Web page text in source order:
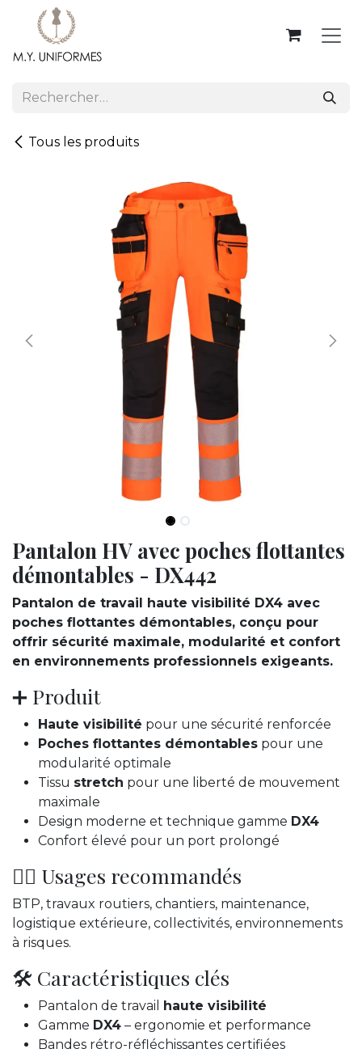
Se rendre au contenu
Tous les produits
Pantalon HV avec poches flottantes
démontables - DX442
Pantalon de travail haute visibilité DX4 avec
poches flottantes démontables, conçu pour
offrir sécurité maximale, modularité et confort
en environnements professionnels exigeants.
➕ Produit
Haute visibilité pour une sécurité renforcée
Poches flottantes démontables pour une
modularité optimale
Tissu stretch pour une liberté de mouvement
maximale
Design moderne et technique gamme DX4
Confort élevé pour un port prolongé
👷‍♂️ Usages recommandés
BTP, travaux routiers, chantiers, maintenance,
logistique extérieure, collectivités, environnements
à risques.
🛠️ Caractéristiques clés
Pantalon de travail haute visibilité
Gamme DX4 – ergonomie et performance
Bandes rétro-réfléchissantes certifiées